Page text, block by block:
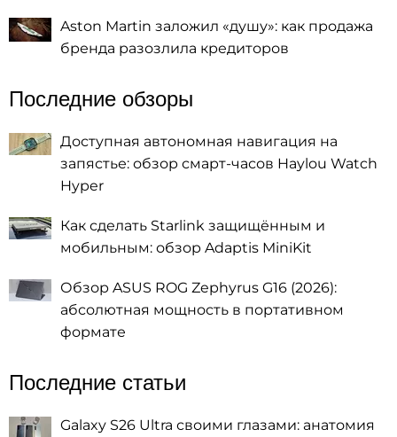
Aston Martin заложил «душу»: как продажа
бренда разозлила кредиторов
Последние обзоры
Доступная автономная навигация на
запястье: обзор смарт-часов Haylou Watch
Hyper
Как сделать Starlink защищённым и
мобильным: обзор Adaptis MiniKit
Обзор ASUS ROG Zephyrus G16 (2026):
абсолютная мощность в портативном
формате
Последние статьи
Galaxy S26 Ultra своими глазами: анатомия